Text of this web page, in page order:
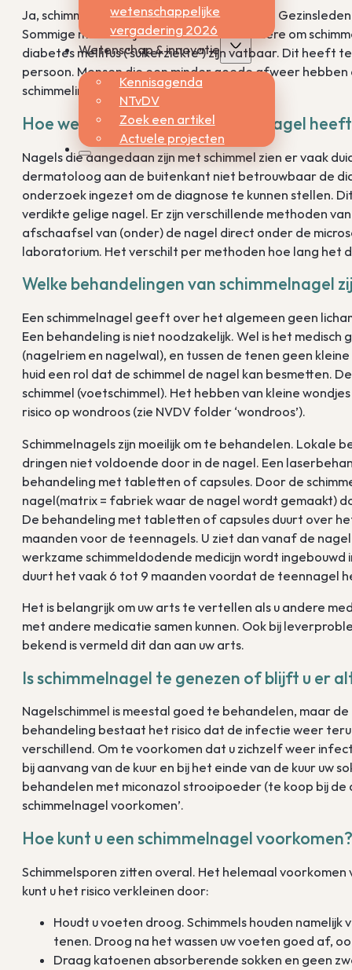
wetenschappelijke
vergadering 2026
Wetenschap & innovatie
Kennisagenda
NTvDV
Zoek een artikel
Actuele projecten
Ja, schimmel aan de nagels zijn besmettelijk.
Sommige mensen zijn vatbaarder dan andere om
diabetes mellitus (‘suikerziekte’) zijn vatbaar. Dit heeft
persoon. Mensen die een minder goede afweer
schimmelinfectie op te lopen.
Hoe weet uw arts of u schimmelnagel
Nagels die aangedaan zijn met schimmel zien er vaak
dermatoloog aan de buitenkant niet betrouwbaar de
onderzoek ingezet om de diagnose te kunnen stellen.
verdikte gelige nagel. Er zijn verschillende methoden
afschaafsel van (onder) de nagel direct onder de
laboratorium. Het verschilt per methoden hoe lang het
Welke behandelingen van schimmelnagel
Een schimmelnagel geeft over het algemeen geen
Een behandeling is niet noodzakelijk. Wel is het
(nagelriem en nagelwal), en tussen de tenen geen
huid een rol dat de schimmel de nagel kan besmetten.
schimmel (voetschimmel). Het hebben van kleine
risico op wondroos (zie NVDV folder ‘wondroos’).
Schimmelnagels zijn moeilijk om te behandelen. Lokale
dringen niet voldoende door in de nagel. Een
behandeling met tabletten of capsules. Door de
nagel(matrix = fabriek waar de nagel wordt gemaakt)
De behandeling met tabletten of capsules duurt over
maanden voor de teennagels. U ziet dan vanaf de
werkzame schimmeldodende medicijn wordt
duurt het vaak 6 tot 9 maanden voordat de teennagel
Het is belangrijk om uw arts te vertellen als u andere
met andere medicatie samen kunnen. Ook bij
bekend is vermeld dit dan aan uw arts.
Is schimmelnagel te genezen of blijft u er
Nagelschimmel is meestal goed te behandelen, maar
behandeling bestaat het risico dat de infectie weer
verschillend. Om te voorkomen dat u zichzelf weer
bij aanvang van de kuur en bij het einde van de kuur uw
behandelen met miconazol strooipoeder (te koop bij de
schimmelnagel voorkomen’.
Hoe kunt u een schimmelnagel
Schimmelsporen zitten overal. Het helemaal
kunt u het risico verkleinen door:
Houdt u voeten droog. Schimmels houden
tenen. Droog na het wassen uw voeten goed af,
Draag katoenen absorberende sokken en geen